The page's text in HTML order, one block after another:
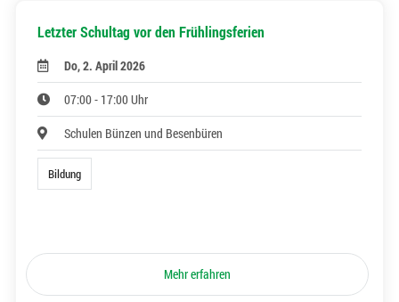
Letzter Schultag vor den Frühlingsferien
Do, 2. April 2026
07:00 - 17:00 Uhr
Schulen Bünzen und Besenbüren
Bildung
Mehr erfahren